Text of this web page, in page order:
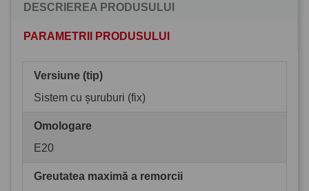
DESCRIEREA PRODUSULUI
PARAMETRII PRODUSULUI
Versiune (tip)
Sistem cu șuruburi (fix)
Omologare
E20
Greutatea maximă a remorcii